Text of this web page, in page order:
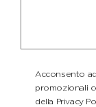
Acconsento
promozionali
della Privacy